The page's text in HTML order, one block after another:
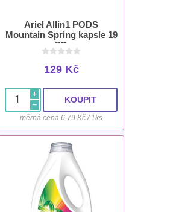
Ariel Allin1 PODS
Mountain Spring kapsle 19
PD
129 Kč
i
h
měrná cena 6,79 Kč / 1ks